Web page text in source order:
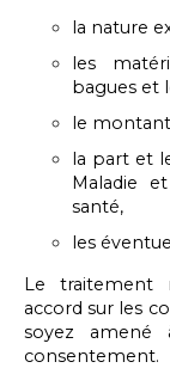
la nature
les
bagues et
le
la part et
Maladie
santé,
les
Le traitement
accord sur les
soyez
consentement.